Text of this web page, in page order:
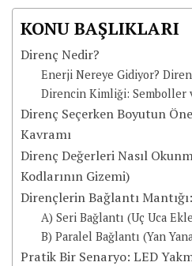
KONU BAŞLIKLARI
Direnç Nedir?
​Enerji Nereye Gidiyor?
​Direncin Kimliği: Semboller
Direnç Seçerken Boyutun
Kavramı
Direnç Değerleri Nasıl
Kodlarının Gizemi)
Dirençlerin Bağlantı
​A) Seri Bağlantı (Uç Uca
B) Paralel Bağlantı (Yan
Pratik Bir Senaryo: LED